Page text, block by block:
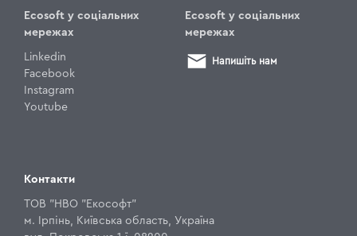
Ecosoft у соціальних
мережах
Linkedin
Facebook
Instagram
Youtube
Ecosoft у соціальних
мережах
Напишіть нам
Контакти
ТОВ "НВО "Екософт"
м. Ірпінь, Київська область, Україна